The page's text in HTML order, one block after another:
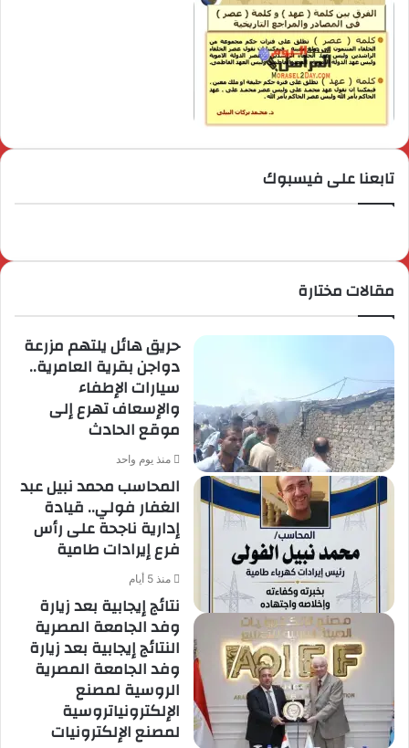
تابعنا على فيسبوك
مقالات مختارة
حريق هائل يلتهم مزرعة
دواجن بقرية العامرية..
سيارات الإطفاء
والإسعاف تهرع إلى
موقع الحادث
منذ يوم واحد
المحاسب محمد نبيل عبد
الغفار فولي.. قيادة
إدارية ناجحة على رأس
فرع إيرادات طامية
منذ 5 أيام
نتائج إيجابية بعد زيارة
وفد الجامعة المصرية
النتائج إيجابية بعد زيارة
وفد الجامعة المصرية
الروسية لمصنع
الإلكترونياتروسية
لمصنع الإلكترونيات